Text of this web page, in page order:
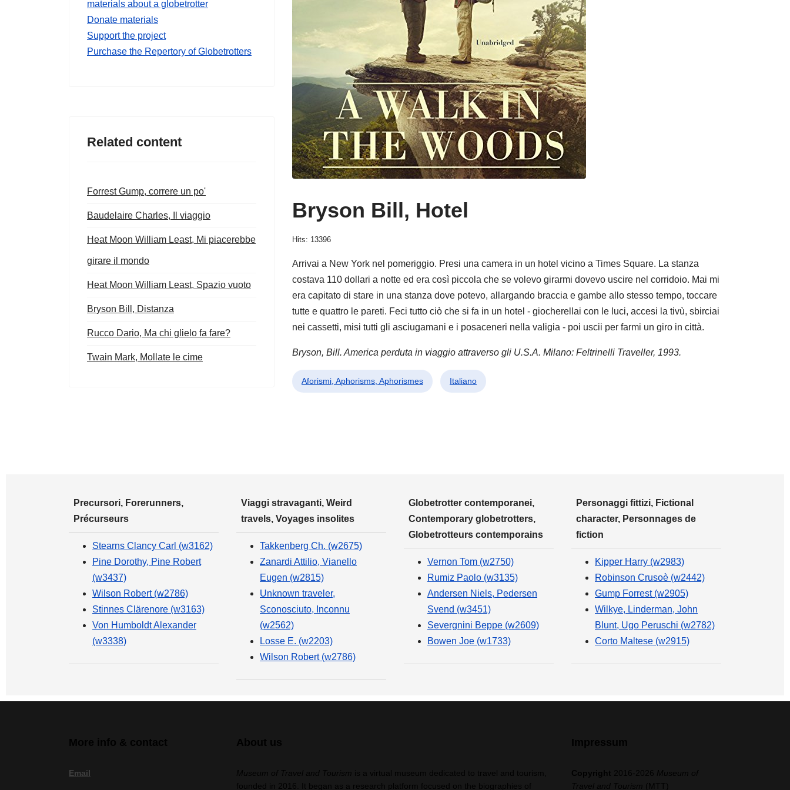
materials about a globetrotter
Donate materials
Support the project
Purchase the Repertory of Globetrotters
Related content
Forrest Gump, correre un po'
Baudelaire Charles, Il viaggio
Heat Moon William Least, Mi piacerebbe
girare il mondo
Heat Moon William Least, Spazio vuoto
Bryson Bill, Distanza
Rucco Dario, Ma chi glielo fa fare?
Twain Mark, Mollate le cime
Bryson Bill, Hotel
Hits: 13396
Arrivai a New York nel pomeriggio. Presi una camera in un hotel vicino a Times Square. La stanza
costava 110 dollari a notte ed era così piccola che se volevo girarmi dovevo uscire nel corridoio. Mai mi
era capitato di stare in una stanza dove potevo, allargando braccia e gambe allo stesso tempo, toccare
tutte e quattro le pareti. Feci tutto ciò che si fa in un hotel - giocherellai con le luci, accesi la tivù, sbirciai
nei cassetti, misi tutti gli asciugamani e i posaceneri nella valigia - poi uscii per farmi un giro in città.
Bryson, Bill. America perduta in viaggio attraverso gli U.S.A. Milano: Feltrinelli Traveller, 1993.
Aforismi, Aphorisms, Aphorismes Italiano
Precursori, Forerunners,
Précurseurs
Stearns Clancy Carl (w3162)
Pine Dorothy, Pine Robert
(w3437)
Wilson Robert (w2786)
Stinnes Clärenore (w3163)
Von Humboldt Alexander
(w3338)
Viaggi stravaganti, Weird
travels, Voyages insolites
Takkenberg Ch. (w2675)
Zanardi Attilio, Vianello
Eugen (w2815)
Unknown traveler,
Sconosciuto, Inconnu
(w2562)
Losse E. (w2203)
Wilson Robert (w2786)
Globetrotter contemporanei,
Contemporary globetrotters,
Globetrotteurs contemporains
Vernon Tom (w2750)
Rumiz Paolo (w3135)
Andersen Niels, Pedersen
Svend (w3451)
Severgnini Beppe (w2609)
Bowen Joe (w1733)
Personaggi fittizi, Fictional
character, Personnages de
fiction
Kipper Harry (w2983)
Robinson Crusoè (w2442)
Gump Forrest (w2905)
Wilkye, Linderman, John
Blunt, Ugo Peruschi (w2782)
Corto Maltese (w2915)
Email